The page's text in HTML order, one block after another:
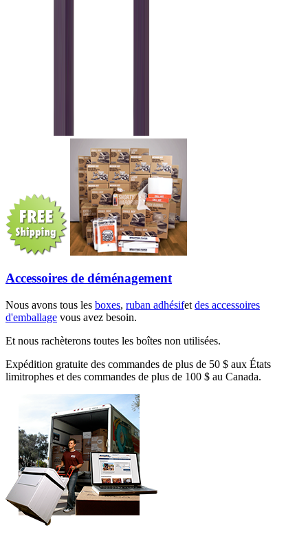
Accessoires de déménagement
Nous avons tous les boxes, ruban adhésifet des accessoires
d'emballage vous avez besoin.
Et nous rachèterons toutes les boîtes non utilisées.
Expédition gratuite des commandes de plus de 50 $ aux États
limitrophes et des commandes de plus de 100 $ au Canada.